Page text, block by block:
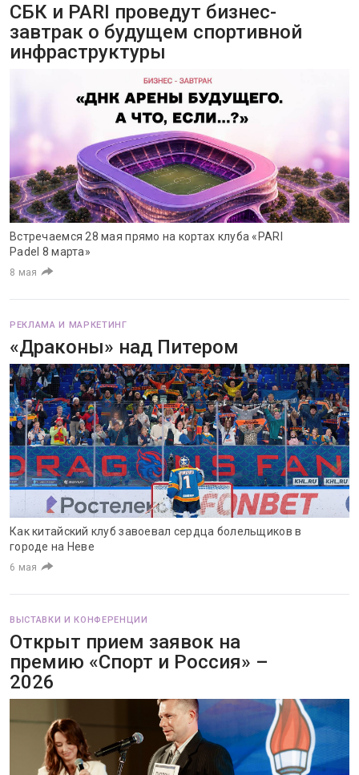
СБК и PARI проведут бизнес-
завтрак о будущем спортивной
инфраструктуры
Встречаемся 28 мая прямо на кортах клуба «PARI
Padel 8 марта»
8 мая
РЕКЛАМА И МАРКЕТИНГ
«Драконы» над Питером
Как китайский клуб завоевал сердца болельщиков в
городе на Неве
6 мая
ВЫСТАВКИ И КОНФЕРЕНЦИИ
Открыт прием заявок на
премию «Спорт и Россия» –
2026